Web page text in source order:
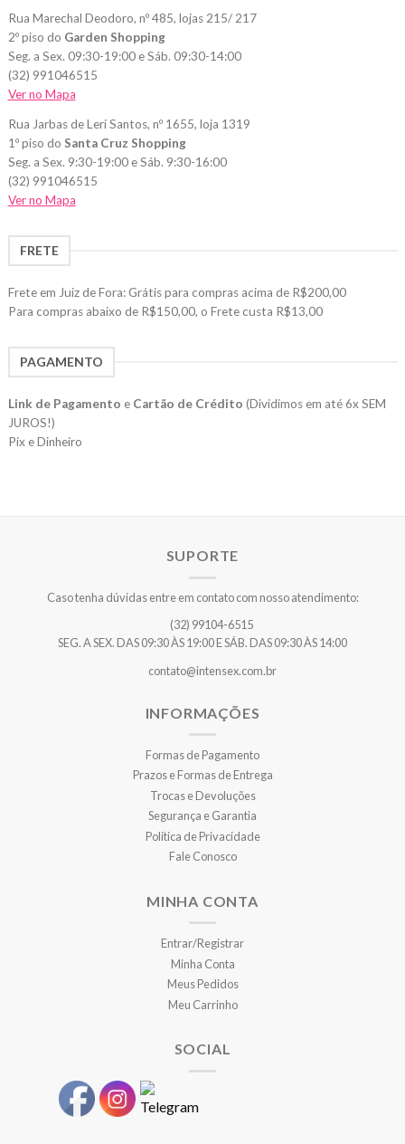
Rua Marechal Deodoro, nº 485, lojas 215/ 217
2º piso do Garden Shopping
Seg. a Sex. 09:30-19:00 e Sáb. 09:30-14:00
(32) 991046515
Ver no Mapa
Rua Jarbas de Leri Santos, nº 1655, loja 1319
1º piso do Santa Cruz Shopping
Seg. a Sex. 9:30-19:00 e Sáb. 9:30-16:00
(32) 991046515
Ver no Mapa
FRETE
Frete em Juiz de Fora: Grátis para compras acima de R$200,00
Para compras abaixo de R$150,00, o Frete custa R$13,00
PAGAMENTO
Link de Pagamento e Cartão de Crédito (Dividimos em até 6x SEM
JUROS!)
Pix e Dinheiro
SUPORTE
Caso tenha dúvidas entre em contato com nosso atendimento:
(32) 99104-6515
SEG. A SEX. DAS 09:30 ÀS 19:00 E SÁB. DAS 09:30 ÀS 14:00
contato@intensex.com.br
INFORMAÇÕES
Formas de Pagamento
Prazos e Formas de Entrega
Trocas e Devoluções
Segurança e Garantia
Política de Privacidade
Fale Conosco
MINHA CONTA
Entrar/Registrar
Minha Conta
Meus Pedidos
Meu Carrinho
SOCIAL